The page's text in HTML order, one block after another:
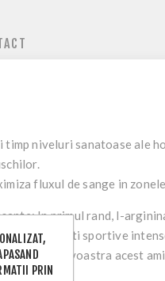
niveluri sanatoase ale
fluxul de sange in
In primul rand, l-
cu activitati sportive
dumneavoastra acest
PRIN